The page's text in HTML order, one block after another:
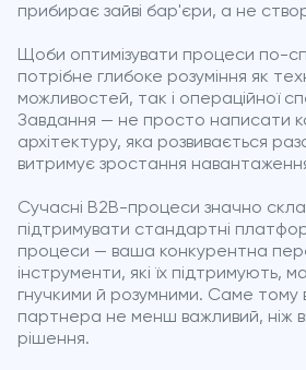
прибирає зайві бар'єри, а не
Щоби оптимізувати процеси по-
потрібне глибоке розуміння як
можливостей, так і операційної
Завдання — не просто написати
архітектуру, яка розвивається
витримує зростання
Сучасні B2B-процеси значно
підтримувати стандартні
процеси — ваша конкурентна
інструменти, які їх підтримують,
гнучкими й розумними. Саме тому
партнера не менш важливий, ніж
рішення.